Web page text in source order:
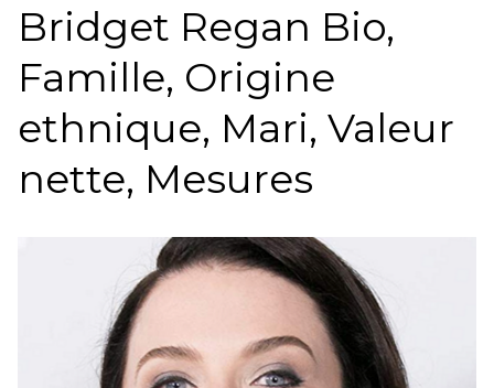
Bridget Regan Bio,
Famille, Origine
ethnique, Mari, Valeur
nette, Mesures